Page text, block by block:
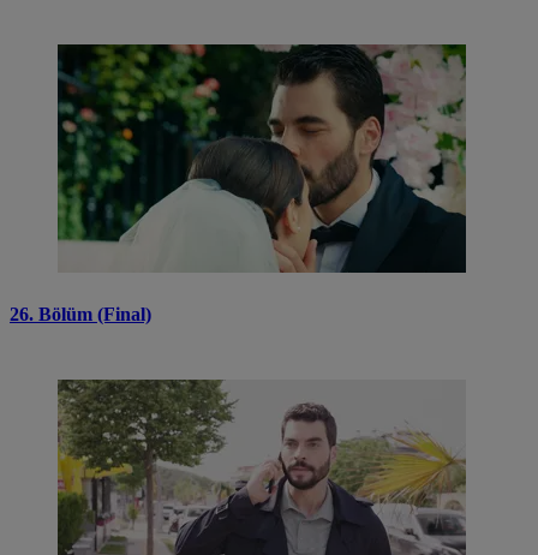
26. Bölüm (Final)